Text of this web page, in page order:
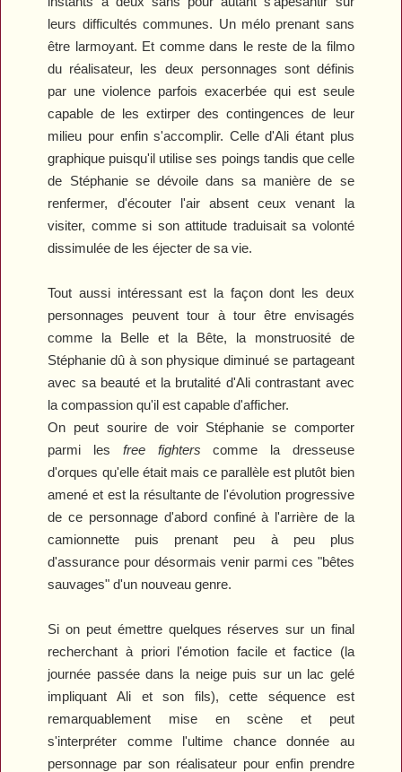
leurs difficultés communes. Un mélo prenant sans
être larmoyant. Et comme dans le reste de la filmo
du réalisateur, les deux personnages sont définis
par une violence parfois exacerbée qui est seule
capable de les extirper des contingences de leur
milieu pour enfin s'accomplir. Celle d'Ali étant plus
graphique puisqu'il utilise ses poings tandis que celle
de Stéphanie se dévoile dans sa manière de se
renfermer, d'écouter l'air absent ceux venant la
visiter, comme si son attitude traduisait sa volonté
dissimulée de les éjecter de sa vie.
Tout aussi intéressant est la façon dont les deux
personnages peuvent tour à tour être envisagés
comme la Belle et la Bête, la monstruosité de
Stéphanie dû à son physique diminué se partageant
avec sa beauté et la brutalité d'Ali contrastant avec
la compassion qu'il est capable d'afficher.
On peut sourire de voir Stéphanie se comporter
parmi les free fighters comme la dresseuse
d'orques qu'elle était mais ce parallèle est plutôt bien
amené et est la résultante de l'évolution progressive
de ce personnage d'abord confiné à l'arrière de la
camionnette puis prenant peu à peu plus
d'assurance pour désormais venir parmi ces "bêtes
sauvages" d'un nouveau genre.
Si on peut émettre quelques réserves sur un final
recherchant à priori l'émotion facile et factice (la
journée passée dans la neige puis sur un lac gelé
impliquant Ali et son fils), cette séquence est
remarquablement mise en scène et peut
s'interpréter comme l'ultime chance donnée au
personnage par son réalisateur pour enfin prendre